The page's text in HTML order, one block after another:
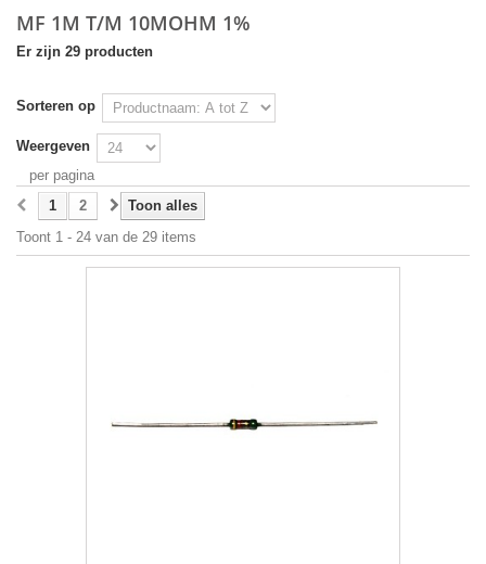
MF 1M T/M 10MOHM 1%
Er zijn 29 producten
Sorteren op
Weergeven
per pagina
Toon alles
1
2
Toont 1 - 24 van de 29 items